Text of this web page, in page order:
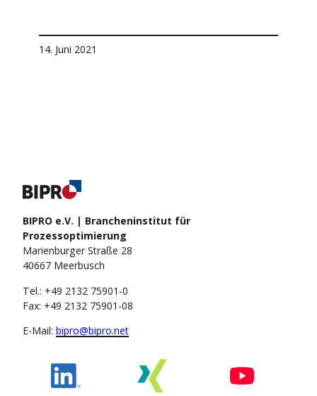
14. Juni 2021
BIPRO e.V. | Brancheninstitut für
Prozessoptimierung
Marienburger Straße 28
40667 Meerbusch
Tel.: +49 2132 75901-0
Fax: +49 2132 75901-08
E-Mail: bipro@bipro.net